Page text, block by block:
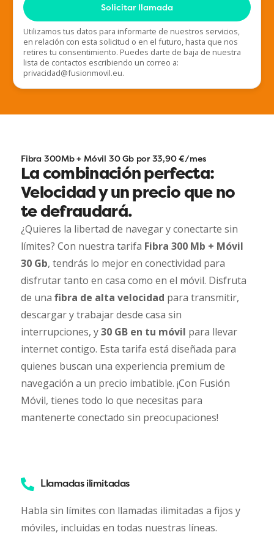
Solicitar llamada
Utilizamos tus datos para informarte de nuestros servicios,
en relación con esta solicitud o en el futuro, hasta que nos
retires tu consentimiento. Puedes darte de baja de nuestra
lista de contactos escribiendo un correo a:
privacidad@fusionmovil.eu.
Fibra 300Mb + Móvil 30 Gb por 33,90 €/mes
La combinación perfecta:
Velocidad y un precio que no
te defraudará.
¿Quieres la libertad de navegar y conectarte sin
límites? Con nuestra tarifa Fibra 300 Mb + Móvil
30 Gb, tendrás lo mejor en conectividad para
disfrutar tanto en casa como en el móvil. Disfruta
de una fibra de alta velocidad para transmitir,
descargar y trabajar desde casa sin
interrupciones, y30 GB en tu móvil para llevar
internet contigo. Esta tarifa está diseñada para
quienes buscan una experiencia premium de
navegación a un precio imbatible. ¡Con Fusión
Móvil, tienes todo lo que necesitas para
mantenerte conectado sin preocupaciones!
Llamadas ilimitadas
Habla sin límites con llamadas ilimitadas a fijos y
móviles, incluidas en todas nuestras líneas.